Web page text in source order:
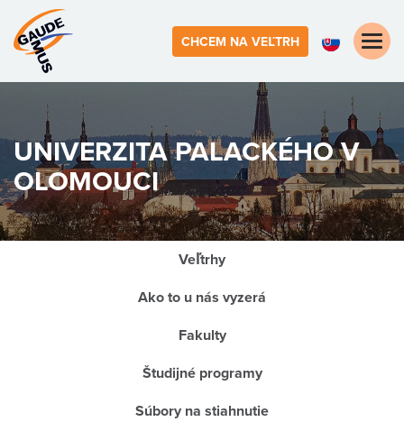
CHCEM NA VEĽTRH
Toggle
UNIVERZITA PALACKÉHO V
OLOMOUCI
Veľtrhy
Ako to u nás vyzerá
Fakulty
Študijné programy
Súbory na stiahnutie